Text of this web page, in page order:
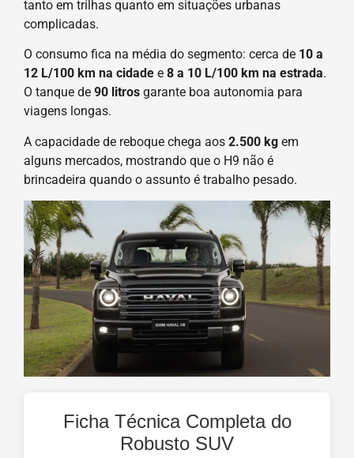
tanto em trilhas quanto em situações urbanas
complicadas.
O consumo fica na média do segmento: cerca de 10 a
12 L/100 km na cidade e 8 a 10 L/100 km na estrada.
O tanque de 90 litros garante boa autonomia para
viagens longas.
A capacidade de reboque chega aos 2.500 kg em
alguns mercados, mostrando que o H9 não é
brincadeira quando o assunto é trabalho pesado.
Ficha Técnica Completa do
Robusto SUV